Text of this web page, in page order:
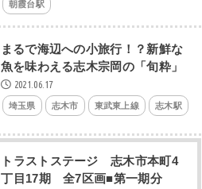
朝霞台駅
まるで海辺への小旅行！？新鮮な
魚を味わえる志木宗岡の「旬粋」
2021.06.17
埼玉県 志木市 東武東上線 志木駅
トラストステージ 志木市本町4
丁目17期 全7区画■第一期分